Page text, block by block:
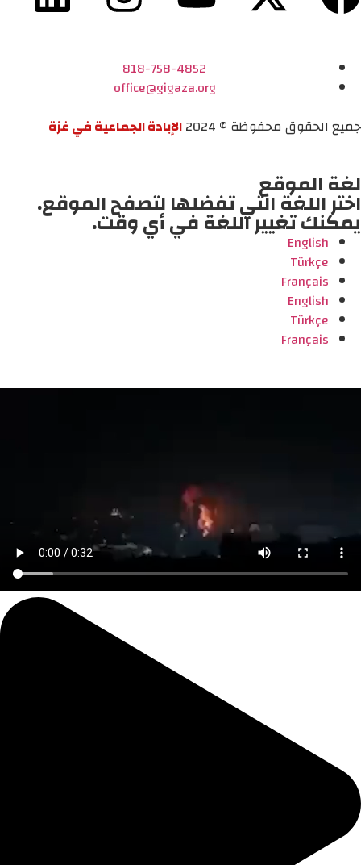
818-758-4852
office@gigaza.org
جميع الحقوق محفوظة © 2024
الإبادة الجماعية في غزة
لغة الموقع
اختر اللغة التي تفضلها لتصفح الموقع.
يمكنك تغيير اللغة في أي وقت.
English
Türkçe
Français
English
Türkçe
Français